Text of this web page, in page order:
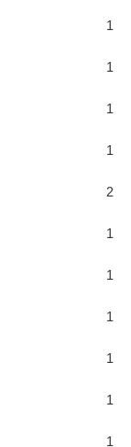
1
1
1
1
2
1
1
1
1
1
1